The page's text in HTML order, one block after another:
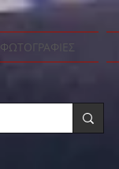
ΦΩΤΟΓΡΑΦΙΕΣ